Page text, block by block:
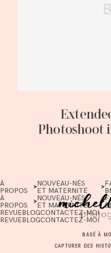
Photoshoot
À
PROPOS
NOUVEAU-NÉS
ET MATERNITÉ
À
PROPOS
NOUVEAU-NÉS
ET MATERNITÉ
REVUEBLOGCONTACTEZ-MOI
REVUEBLOGCONTACTEZ-MOI
BASÉ À
CAPTURER DES